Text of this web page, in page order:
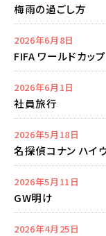
梅雨の過ごし方
2026年6月8日
FIFA ワールドカップ
2026年6月1日
社員旅行
2026年5月18日
名探偵コナン ハイ
2026年5月11日
GW明け
2026年4月25日